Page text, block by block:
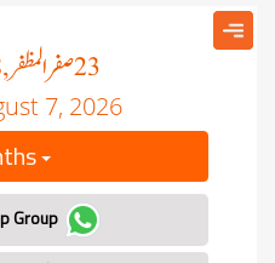
23صفر المظفر, 1448
7, 2026
Join Whatsapp Group